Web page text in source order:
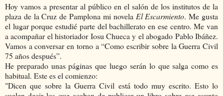
Hoy vamos a presentar al público en el salón de los institutos de la
plaza de la Cruz de Pamplona mi novela El Escarmiento. Me gusta
el lugar porque estudié parte del bachillerato en ese centro. Me van
a acompañar el historiador Iosu Chueca y el abogado Pablo Ibáñez.
Vamos a conversar en torno a “Como escribir sobre la Guerra Civil
75 años después”.
He preparado unas páginas que luego serán lo que salga como es
habitual. Este es el comienzo:
"Dicen que sobre la Guerra Civil está todo muy escrito. Esto lo